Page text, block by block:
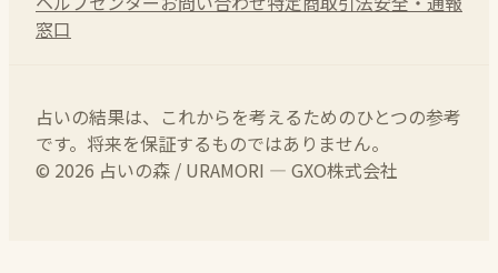
窓口
占いの結果は、これからを考えるためのひとつの参考
です。将来を保証するものではありません。
© 2026 占いの森 / URAMORI — GXO株式会社